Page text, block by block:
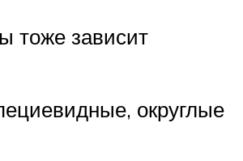
тоже зависит
округлые